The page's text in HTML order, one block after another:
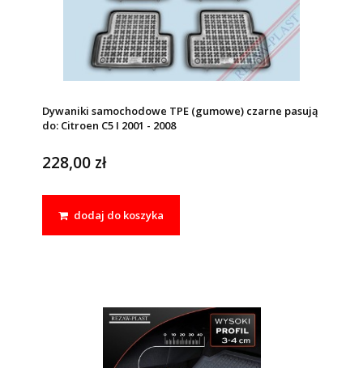
Dywaniki samochodowe TPE (gumowe) czarne pasują
do: Citroen C5 I 2001 - 2008
228,00 zł
dodaj do koszyka